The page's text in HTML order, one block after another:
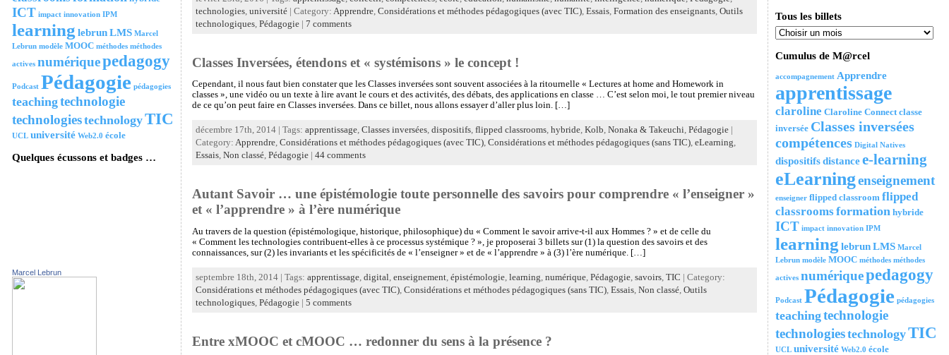
ICT impact innovation IPM
learning lebrunLMS Marcel
Lebrun modèle MOOC méthodes méthodes
actives numériquepedagogy
Podcast Pédagogie pédagogies
teachingtechnologie
technologiestechnologyTIC
UCL université Web2.0 école
Quelques écussons et badges …
Marcel Lebrun
technologies, université| Category: Apprendre, Considérations et méthodes pédagogiques (avec TIC), Essais, Formation des enseignants, Outils
technologiques, Pédagogie| 7 comments
Classes Inversées, étendons et « systémisons » le concept !
Cependant, il nous faut bien constater que les Classes inversées sont souvent associées à la ritournelle « Lectures at home and Homework in
classes », une vidéo ou un texte à lire avant le cours et des activités, des débats, des applications en classe … C’est selon moi, le tout premier niveau
de ce qu’on peut faire en Classes inversées. Dans ce billet, nous allons essayer d’aller plus loin. […]
décembre 17th, 2014 | Tags: apprentissage, Classes inversées, dispositifs, flipped classrooms, hybride, Kolb, Nonaka & Takeuchi, Pédagogie|
Category: Apprendre, Considérations et méthodes pédagogiques (avec TIC), Considérations et méthodes pédagogiques (sans TIC), eLearning,
Essais, Non classé, Pédagogie| 44 comments
Autant Savoir … une épistémologie toute personnelle des savoirs pour comprendre « l’enseigner »
et « l’apprendre » à l’ère numérique
Au travers de la question (épistémologique, historique, philosophique) du « Comment le savoir arrive-t-il aux Hommes ? » et de celle du
« Comment les technologies contribuent-elles à ce processus systémique ? », je proposerai 3 billets sur (1) la question des savoirs et des
connaissances, sur (2) les invariants et les spécificités de « l’enseigner » et de « l’apprendre » à (3) l’ère numérique. […]
septembre 18th, 2014 | Tags: apprentissage, digital enseignement, épistémologie, learning numérique, Pédagogie, savoirs, TIC | Category:
Considérations et méthodes pédagogiques (avec TIC), Considérations et méthodes pédagogiques (sans TIC), Essais, Non classé, Outils
technologiques, Pédagogie| 5 comments
Entre xMOOC et cMOOC … redonner du sens à la présence ?
Tous les billets
Cumulus de M@rcel
accompagnement Apprendre
apprentissage
claroline Claroline Connect classe
inversée Classes inversées
compétences Digital Natives
dispositifsdistancee-learning
eLearningenseignement
enseigner flipped classroom flipped
classroomsformation hybride
ICT impact innovation IPM
learning lebrunLMS Marcel
Lebrun modèle MOOC méthodes méthodes
actives numériquepedagogy
Podcast Pédagogie pédagogies
teachingtechnologie
technologiestechnologyTIC
UCL université Web2.0 école